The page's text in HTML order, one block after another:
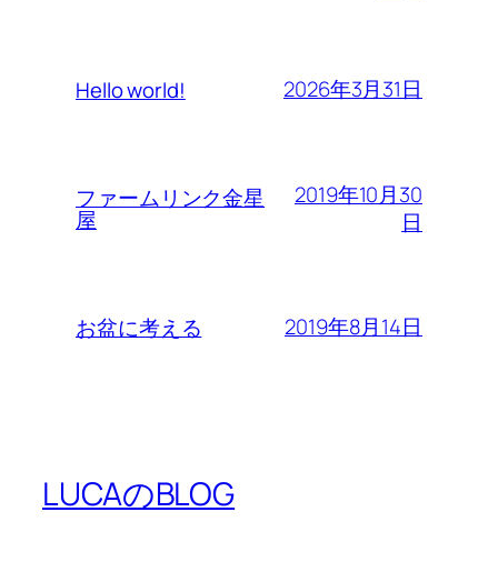
Hello world! 2026年3月31日
ファームリンク金星
屋
2019年10月30
日
お盆に考える 2019年8月14日
LUCAのBLOG